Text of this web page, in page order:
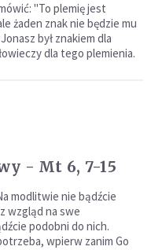
"To plemię jest
żaden znak nie będzie mu
był znakiem dla
dla tego plemienia.
Najlepsza forma modlitwy - Mt 6, 7-15
modlitwie nie bądźcie
wzgląd na swe
podobni do nich.
wpierw zanim Go